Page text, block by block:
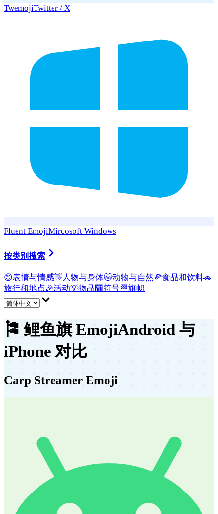
TwemojiTwitter / X
Fluent EmojiMircosoft Windows
按类别搜索
😊表情与情感👋 人物与身体🐱动物与自然🍕食品和饮料🚗
旅行和地点🎉活动💡物品🏧符号🏁旗帜
🎏 鲤鱼旗 EmojiAndroid 与
iPhone 对比
Carp Streamer Emoji